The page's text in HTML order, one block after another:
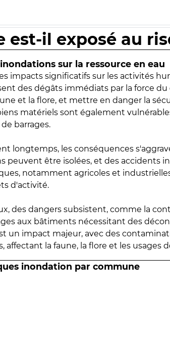
est-il exposé au
sur la ressource en eau
impacts significatifs sur les activités
des dégâts immédiats par la force
et la flore, et mettre en danger la
matériels sont également
barrages.
longtemps, les conséquences
peuvent être isolées, et des accidents
notamment agricoles et
d'activité.
des dangers subsistent, comme la
aux bâtiments nécessitant des
un impact majeur, avec des
affectant la faune, la flore et les usages
inondation par commune